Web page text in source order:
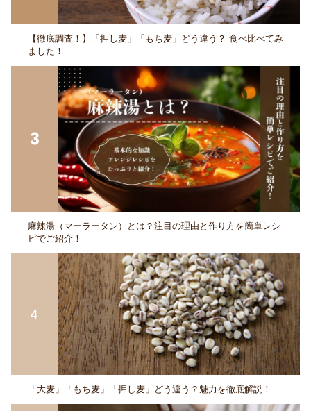
【徹底調査！】「押し麦」「もち麦」どう違う？ 食べ比べてみ
ました！
麻辣湯（マーラータン）とは？注目の理由と作り方を簡単レシ
ピでご紹介！
「大麦」「もち麦」「押し麦」どう違う？魅力を徹底解説！